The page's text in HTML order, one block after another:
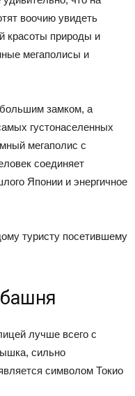
воочию увидеть
красоты природы и
мегаполисы и
замком, а
густонаселенных
мегаполис с
соединяет
Японии и энергичное
туристу посетившему
лучше всего с
сильно
символом Токио